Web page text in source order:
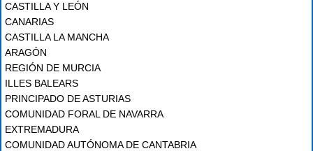
CASTILLA Y LEÓN
CANARIAS
CASTILLA LA MANCHA
ARAGÓN
REGIÓN DE MURCIA
ILLES BALEARS
PRINCIPADO DE ASTURIAS
COMUNIDAD FORAL DE NAVARRA
EXTREMADURA
COMUNIDAD AUTÓNOMA DE CANTABRIA